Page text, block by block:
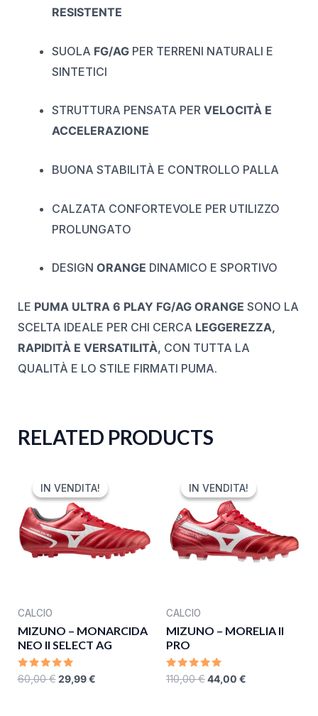
RESISTENTE
SUOLA FG/AGPER TERRENI NATURALI E
SINTETICI
STRUTTURA PENSATA PER VELOCITÀ E
ACCELERAZIONE
BUONA STABILITÀ E CONTROLLO PALLA
CALZATA CONFORTEVOLE PER UTILIZZO
PROLUNGATO
DESIGN ORANGE DINAMICO E SPORTIVO
LE PUMA ULTRA 6 PLAY FG/AG ORANGE SONO LA
SCELTA IDEALE PER CHI CERCA LEGGEREZZA,
RAPIDITÀ E VERSATILITÀ, CON TUTTA LA
QUALITÀ E LO STILE FIRMATI PUMA.
RELATED PRODUCTS
IN VENDITA!
IN VENDITA!
CALCIO
MIZUNO – MONARCIDA
NEO II SELECT AG
RATED
60,00€
PRICE
WAS:
60,00 €.
29,99€
PRICE
IS:
IN VENDITA!
IN VENDITA!
CALCIO
MIZUNO – MORELIA II
PRO
RATED
110,00€
PRICE
WAS:
110,00 €.
44,00 €
PRICE
IS: